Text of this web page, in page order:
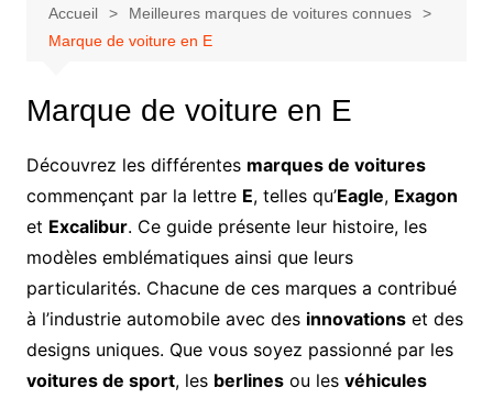
Accueil
Meilleures marques de voitures connues
Marque de voiture en E
Marque de voiture en E
Découvrez les différentes marques de voitures
commençant par la lettre E, telles qu’Eagle, Exagon
et Excalibur. Ce guide présente leur histoire, les
modèles emblématiques ainsi que leurs
particularités. Chacune de ces marques a contribué
à l’industrie automobile avec des innovationset des
designs uniques. Que vous soyez passionné par les
voitures de sport, les berlinesou les véhicules